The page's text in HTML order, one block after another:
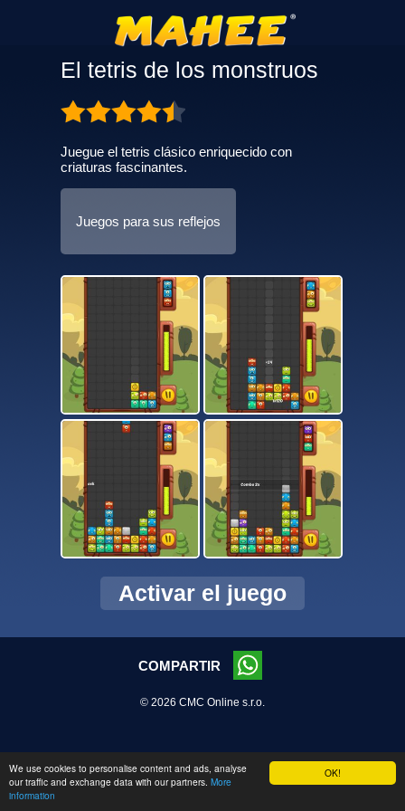
OK!
We use cookies to personalise content and ads, analyse
our traffic and exchange data with our partners. More
information
El tetris de los monstruos
Juegue el tetris clásico enriquecido con
criaturas fascinantes.
Juegos para sus reflejos
Activar el juego
COMPARTIR
© 2026 CMC Online s.r.o.